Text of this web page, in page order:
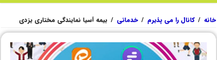
خانه / کانال را می پذیرم / خدماتی / بیمه آسیا نمایندگی مختاری یزدی